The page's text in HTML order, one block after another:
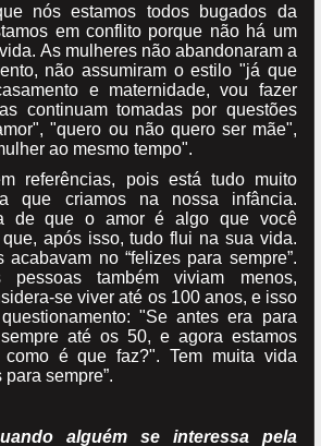
nós estamos todos bugados da
em conflito porque não há um
As mulheres não abandonaram a
não assumiram o estilo "já que
e maternidade, vou fazer
continuam tomadas por questões
"quero ou não quero ser mãe",
ao mesmo tempo".
referências, pois está tudo muito
que criamos na nossa infância.
de que o amor é algo que você
após isso, tudo flui na sua vida.
no “felizes para sempre”.
também viviam menos,
se viver até os 100 anos, e isso
"Se antes era para
até os 50, e agora estamos
é que faz?". Tem muita vida
sempre”.
alguém se interessa pela